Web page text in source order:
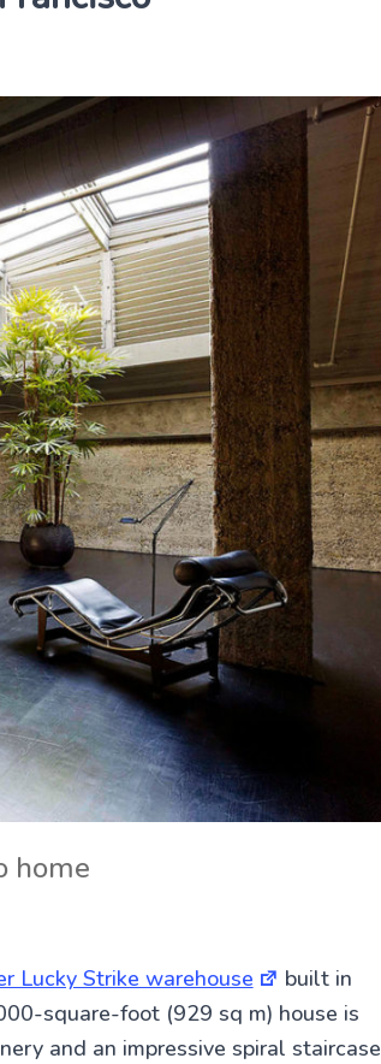
home
Lucky Strike warehouse
built in
square-foot (929 sq m) house is
and an impressive spiral staircase